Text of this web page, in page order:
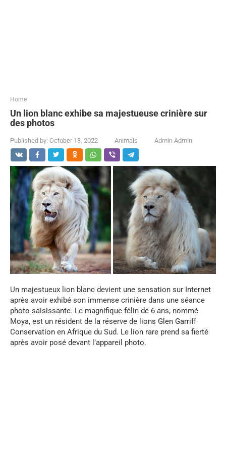
Home
Un lion blanc exhibe sa majestueuse crinière sur
des photos
Published by: October 13, 2022 Animals Admin Admin
Un majestueux lion blanc devient une sensation sur Internet
après avoir exhibé son immense crinière dans une séance
photo saisissante. Le magnifique félin de 6 ans, nommé
Moya, est un résident de la réserve de lions Glen Garriff
Conservation en Afrique du Sud. Le lion rare prend sa fierté
après avoir posé devant l’appareil photo.